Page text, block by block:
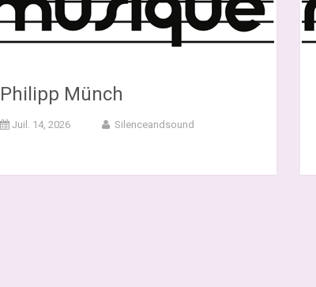
Philipp Münch
Juil. 14, 2026 Silenceandsound